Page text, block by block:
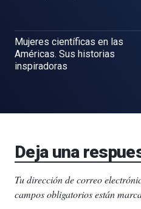
Mujeres científicas en las
Américas. Sus historias
inspiradoras
Deja una
Tu dirección de correo
campos obligatorios están